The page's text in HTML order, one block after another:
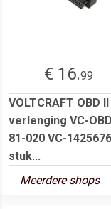
€ 16.99
VOLTCRAFT OBD II
verlenging VC-OBD
81-020 VC-
stuk...
Meerdere shops